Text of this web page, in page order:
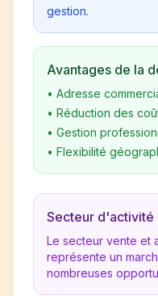
gestion.
Avantages de la
• Adresse
• Réduction des
• Gestion
• Flexibilité
Secteur d'activité
Le secteur vente et
représente un
nombreuses